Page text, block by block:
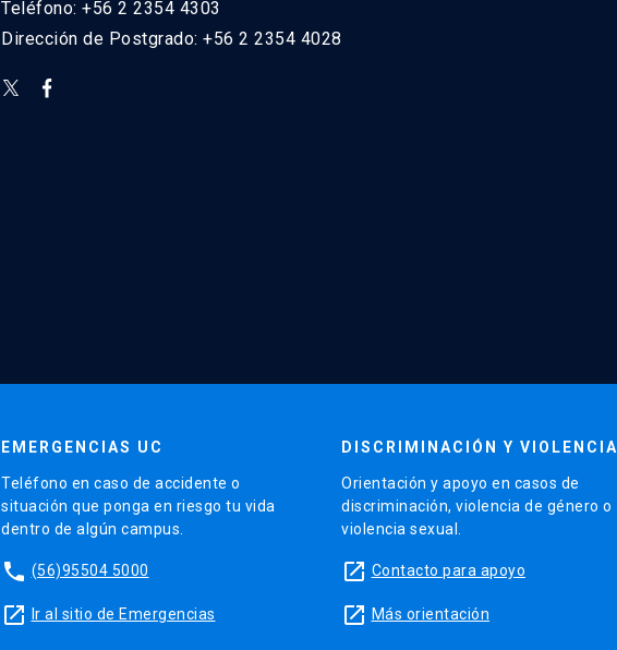
Teléfono: +56 2 2354 4303
Dirección de Postgrado: +56 2 2354 4028
EMERGENCIAS UC
Teléfono en caso de accidente o
situación que ponga en riesgo tu vida
dentro de algún campus.
phone (56)95504 5000
launch Ir al sitio de Emergencias
DISCRIMINACIÓN Y VIOLENCIA
Orientación y apoyo en casos de
discriminación, violencia de género o
violencia sexual.
launch Contacto para apoyo
launch Más orientación